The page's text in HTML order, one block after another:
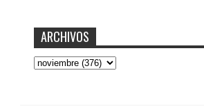
ARCHIVOS